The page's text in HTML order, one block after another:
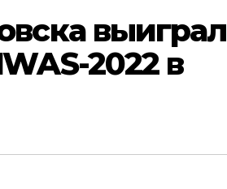
выиграл
2022 в